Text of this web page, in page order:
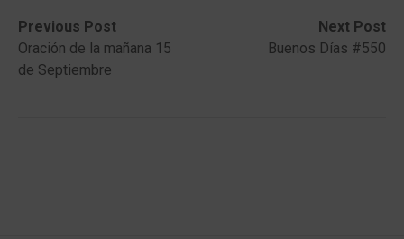
Post
navigation
Previous Post
Previous
post:Oración de la mañana 15
de Septiembre
Next Post
Next
post:
Buenos Días #550